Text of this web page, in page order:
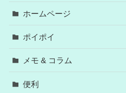
ホームページ
ポイポイ
メモ & コラム
便利